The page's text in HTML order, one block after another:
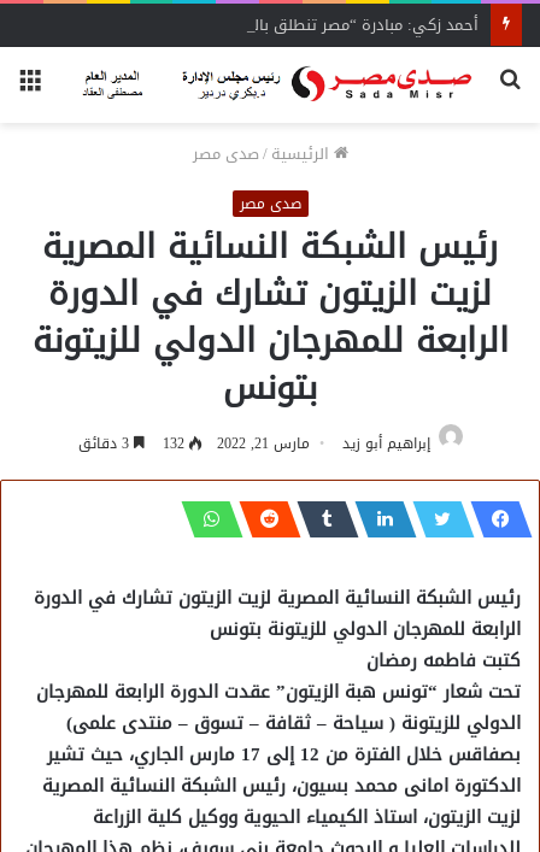
أحمد زكي: مبادرة “مصر تنطلق بالتصدير”
بحث
الرئيسية/صدى مصر
صدى مصر
رئيس الشبكة النسائية المصرية
لزيت الزيتون تشارك في الدورة
الرابعة للمهرجان الدولي للزيتونة
بتونس
إبراهيم أبو زيد مارس 21, 2022 132 3 دقائق
رئيس الشبكة النسائية المصرية لزيت الزيتون تشارك في الدورة
الرابعة للمهرجان الدولي للزيتونة بتونس
كتبت فاطمه رمضان
تحت شعار “تونس هبة الزيتون” عقدت الدورة الرابعة للمهرجان
الدولي للزيتونة ( سياحة – ثقافة – تسوق – منتدى علمى)
بصفاقس خلال الفترة من 12 إلى 17 مارس الجاري، حيث تشير
الدكتورة امانى محمد بسيون، رئيس الشبكة النسائية المصرية
لزيت الزيتون، استاذ الكيمياء الحيوية ووكيل كلية الزراعة